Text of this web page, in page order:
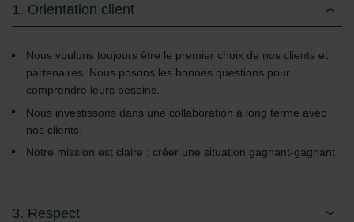
1. Orientation client
Nous voulons toujours être le premier choix de nos clients et
partenaires. Nous posons les bonnes questions pour
comprendre leurs besoins.
Nous investissons dans une collaboration à long terme avec
nos clients.
Notre mission est claire : créer une situation gagnant-gagnant
3. Respect